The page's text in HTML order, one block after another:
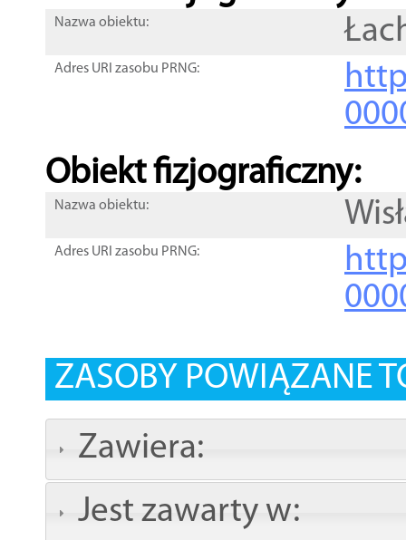
Nazwa obiektu:
Adres URI zasobu PRNG:
Obiekt fizjograficzny:
Nazwa obiektu:
Adres URI zasobu PRNG:
ZASOBY POWIĄZANE
Zawiera:
Jest zawarty w: